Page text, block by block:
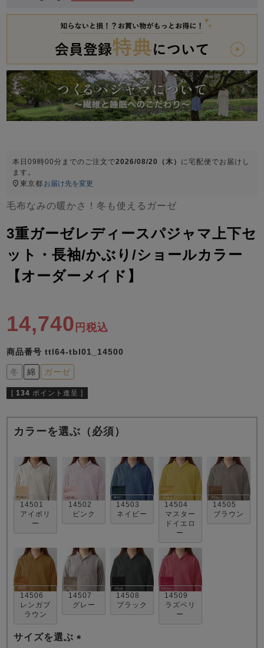
売れ筋ランキング
- Item Ranking -
すべての季節のパジャマ一覧はこちら
ズボン単品
すべてのキッ
パジャマ
き
り
単品
ン単品
単品
ン単品
売れ筋ランキング
新着商品
- New Arrival -
すべてのデザインのパジャマ一覧はこちら
本日09時00分 までのご注文で2026/08/20（木） に宅配便 でお届けし
ます。
東京都 お届け先を変更
毛布なみの暖かさ！冬も使えるガーゼ
3重ガーゼレディースパジャマ上下セ
ット・長袖/かぶり/ショールカラー
【オーダーメイド】
14,740 税込
商品番号 ttl64-tbl01_14500
冬 綿 ガーゼ
[ 134 ポイント進呈 ]
カラーを選ぶ（必須）
14501
アイボリ
ー
14502
ピンク
14503
ネイビー
14504
マスター
ドイエロ
ー
14505
ブラウン
14506
レンガブ
ラウン
14507
グレー
14508
ブラック
14509
ラズベリ
ー
サイズを選ぶ